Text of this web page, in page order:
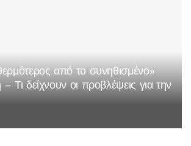
από το συνηθισμένο»
Τι δείχνουν οι προβλέψεις για την